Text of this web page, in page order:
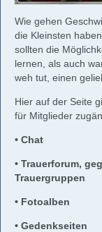
Wie gehen
die Kleinsten
sollten die
lernen, als auch
weh tut, einen
Hier auf der Seite
für Mitglieder
• Chat
• Trauerforum,
Trauergruppen
• Fotoalben
• Gedenkseiten